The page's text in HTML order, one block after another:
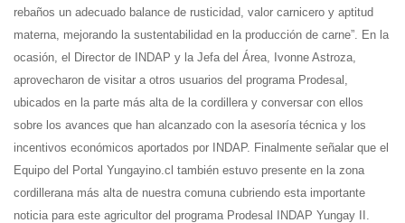
rebaños un adecuado balance de rusticidad, valor carnicero y aptitud
materna, mejorando la sustentabilidad en la producción de carne”. En la
ocasión, el Director de INDAP y la Jefa del Área, Ivonne Astroza,
aprovecharon de visitar a otros usuarios del programa Prodesal,
ubicados en la parte más alta de la cordillera y conversar con ellos
sobre los avances que han alcanzado con la asesoría técnica y los
incentivos económicos aportados por INDAP. Finalmente señalar que el
Equipo del Portal Yungayino.cl también estuvo presente en la zona
cordillerana más alta de nuestra comuna cubriendo esta importante
noticia para este agricultor del programa Prodesal INDAP Yungay II.